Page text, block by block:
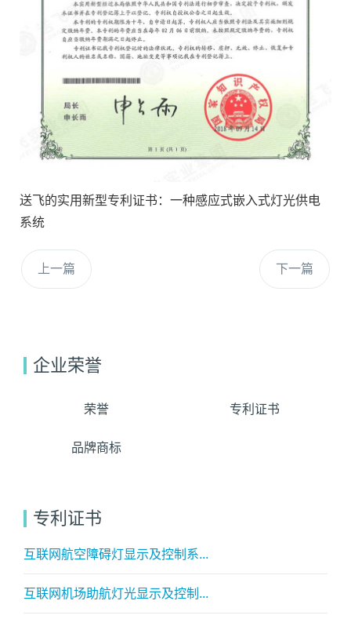
送飞的实用新型专利证书：一种感应式嵌入式灯光供电
系统
上一篇 下一篇
企业荣誉
荣誉 专利证书
品牌商标
专利证书
互联网航空障碍灯显示及控制系...
互联网机场助航灯光显示及控制...